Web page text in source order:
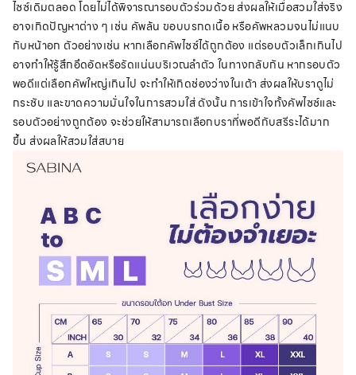
ไซซ์เดิมตลอด โดยไม่ได้พิจารณารอบตัวร่วมด้วย ส่งผลให้เมื่อสวมใส่จริง
อาจเกิดปัญหาต่าง ๆ เช่น คัพล้น ขอบบรกดเนื้อ หรือคัพหลวมจนไม่แนบ
กับหน้าอก ตัวอย่างเช่น หากเลือกคัพไซซ์ได้ถูกต้อง แต่รอบตัวเล็กเกินไป
อาจทำให้รู้สึกอึดอัดหรือรัดแน่นบริเวณลำตัว ในทางกลับกัน หากรอบตัว
พอดีแต่เลือกคัพใหญ่เกินไป จะทำให้เกิดช่องว่างในเต้า ส่งผลให้บราดูไม่
กระชับ และขาดความมั่นใจในการสวมใส่ ดังนั้น การเข้าใจทั้งคัพไซซ์และ
รอบตัวอย่างถูกต้อง จะช่วยให้สามารถเลือกบราที่พอดีกับสรีระได้มาก
ขึ้น ส่งผลให้สวมใส่สบาย